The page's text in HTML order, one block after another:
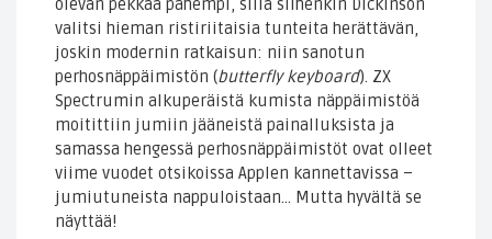
olevan pekkaa pahempi, sillä siihenkin Dickinson
valitsi hieman ristiriitaisia tunteita herättävän,
joskin modernin ratkaisun: niin sanotun
perhosnäppäimistön (butterfly keyboard). ZX
Spectrumin alkuperäistä kumista näppäimistöä
moitittiin jumiin jääneistä painalluksista ja
samassa hengessä perhosnäppäimistöt ovat olleet
viime vuodet otsikoissa Applen kannettavissa –
jumiutuneista nappuloistaan… Mutta hyvältä se
näyttää!